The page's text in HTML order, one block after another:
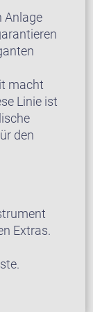
Anlage
macht
Linie ist
den
Extras.